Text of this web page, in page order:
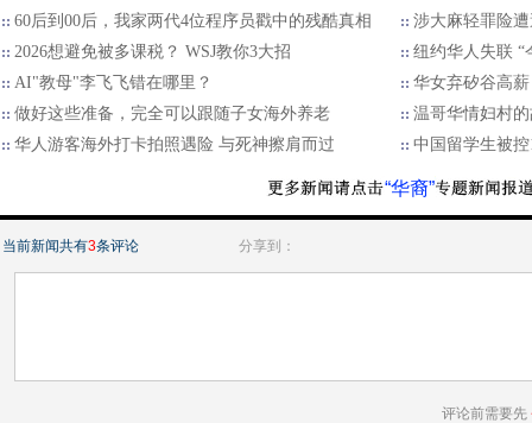
60后到00后，我家两代4位程序员戳中的残酷真相
涉大麻轻罪险
2026想避免被多课税？ WSJ教你3大招
纽约华人失联 “
AI"教母"李飞飞错在哪里？
华女弃矽谷高
做好这些准备，完全可以跟随子女海外养老
温哥华情妇村
华人游客海外打卡拍照遇险 与死神擦肩而过
中国留学生被
“华裔”
当前新闻共有3条评论 分享到：
评论前需要先